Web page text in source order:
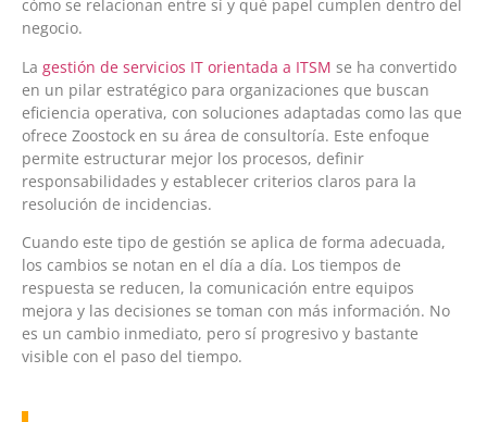
cómo se relacionan entre sí y qué papel cumplen dentro del
negocio.
La gestión de servicios IT orientada a ITSM se ha convertido
en un pilar estratégico para organizaciones que buscan
eficiencia operativa, con soluciones adaptadas como las que
ofrece Zoostock en su área de consultoría. Este enfoque
permite estructurar mejor los procesos, definir
responsabilidades y establecer criterios claros para la
resolución de incidencias.
Cuando este tipo de gestión se aplica de forma adecuada,
los cambios se notan en el día a día. Los tiempos de
respuesta se reducen, la comunicación entre equipos
mejora y las decisiones se toman con más información. No
es un cambio inmediato, pero sí progresivo y bastante
visible con el paso del tiempo.